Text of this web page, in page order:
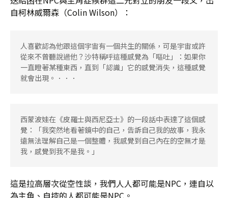
自柯林威爾森（Colin Wilson）：
人喜歡認為他跟這個宇宙有一個共生的關係，可是宇宙或許
從來不曾聽說過他？沙特稱呼這種感覺為「嘔吐」：如果你
一直瞪著某種東西，直到「認識」它的感覺消失，這種感覺
就會出現。．．．
西蒙波娃在《皮羅士與西尼亞士》的一段話中表達了這個感
覺：「我突然地看著鏡中的自己，告訴自己我的故事，我永
遠無法理解自己是一個整體，我感覺到自己內在的空無才是
我，感覺到我不是我。」
這是拉高層次從空性談，我們人人都可能是NPC，連自以
為主角、自控的人都可能是NPC。